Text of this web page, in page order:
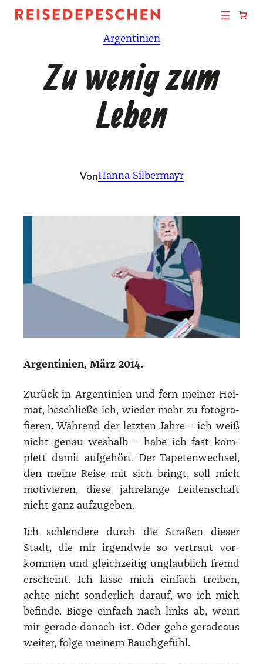
Zum
Argentinien
Zu wenig zum
Leben
VonHanna Silbermayr
Argen­ti­ni­en, März 2014.
Zurück in Argen­ti­ni­en und fern mei­ner Hei­
mat, beschlie­ße ich, wie­der mehr zu foto­gra­
fie­ren. Wäh­rend der letz­ten Jah­re – ich weiß
nicht genau wes­halb – habe ich fast kom­
plett damit auf­ge­hört. Der Tape­ten­wech­sel,
den mei­ne Rei­se mit sich bringt, soll mich
moti­vie­ren, die­se jah­re­lan­ge Lei­den­schaft
nicht ganz auf­zu­ge­ben.
Ich schlen­de­re durch die Stra­ßen die­ser
Stadt, die mir irgend­wie so ver­traut vor­
kom­men und gleich­zei­tig unglaub­lich fremd
erscheint. Ich las­se mich ein­fach trei­ben,
ach­te nicht son­der­lich dar­auf, wo ich mich
befin­de. Bie­ge ein­fach nach links ab, wenn
mir gera­de danach ist. Oder gehe gera­de­aus
wei­ter, fol­ge mei­nem Bauch­ge­fühl.